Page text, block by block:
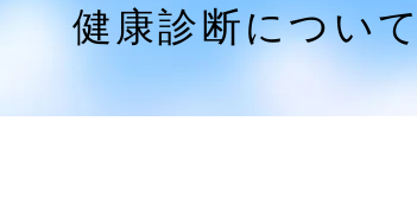
健康診断について